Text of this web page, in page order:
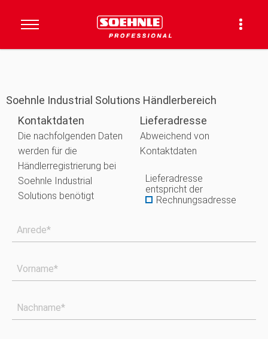
Soehnle Industrial Solutions Händlerbereich
Kontaktdaten
Die nachfolgenden Daten
werden für die
Händlerregistrierung bei
Soehnle Industrial
Solutions benötigt
Lieferadresse
Abweichend von
Kontaktdaten
Lieferadresse
entspricht der
Rechnungsadresse
Anrede*
Vorname*
Nachname*